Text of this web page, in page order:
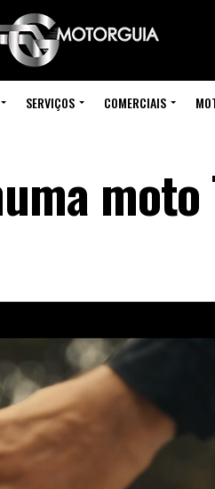
SERVIÇOS COMERCIAIS